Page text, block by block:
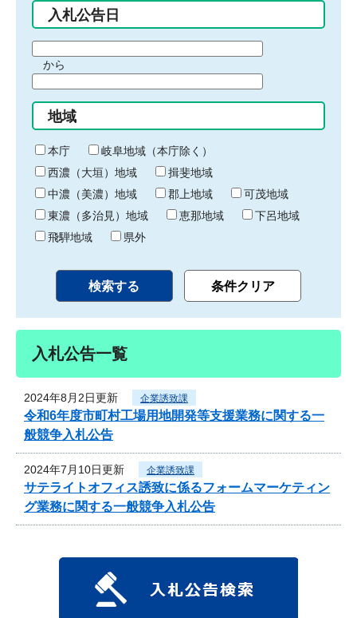
入札公告日
間
始
り
から
間
終
わ
り
地域
本庁
岐阜地域（本庁除く）
西濃（大垣）地域
揖斐地域
中濃（美濃）地域
郡上地域
可茂地域
東濃（多治見）地域
恵那地域
下呂地域
飛騨地域
県外
入札公告一覧
2024年8月2日更新 企業誘致課
令和6年度市町村工場用地開発等支援業務に関する一
般競争入札公告
2024年7月10日更新 企業誘致課
サテライトオフィス誘致に係るフォームマーケティン
グ業務に関する一般競争入札公告